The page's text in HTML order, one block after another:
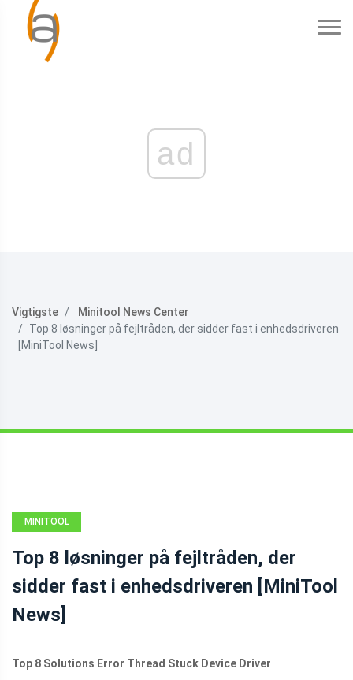
ad
Vigtigste
Minitool News Center
Top 8 løsninger på fejltråden, der sidder fast i enhedsdriveren
[MiniTool News]
MINITOOL
Top 8 løsninger på fejltråden, der
sidder fast i enhedsdriveren [MiniTool
News]
Top 8 Solutions Error Thread Stuck Device Driver